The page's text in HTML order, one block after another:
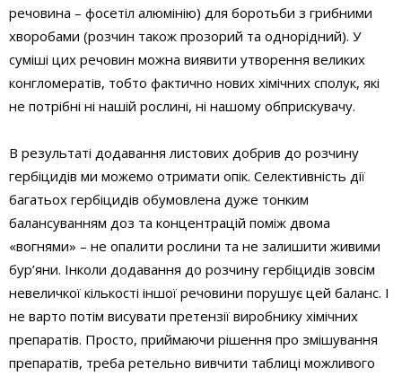
речовина – фосетіл алюмінію) для боротьби з грибними
хворобами (розчин також прозорий та однорідний). У
суміші цих речовин можна виявити утворення великих
конгломератів, тобто фактично нових хімічних сполук, які
не потрібні ні нашій рослині, ні нашому обприскувачу.
В результаті додавання листових добрив до розчину
гербіцидів ми можемо отримати опік. Селективність дії
багатьох гербіцидів обумовлена дуже тонким
балансуванням доз та концентрацій поміж двома
«вогнями» – не опалити рослини та не залишити живими
бур’яни. Інколи додавання до розчину гербіцидів зовсім
невеличкої кількості іншої речовини порушує цей баланс. І
не варто потім висувати претензії виробнику хімічних
препаратів. Просто, приймаючи рішення про змішування
препаратів, треба ретельно вивчити таблиці можливого